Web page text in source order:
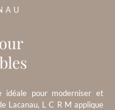
idéale pour moderniser et
Lacanau, L C R M applique